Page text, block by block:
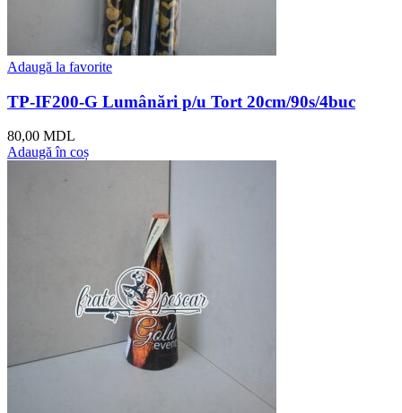
Adaugă la favorite
TP-IF200-G Lumânări p/u Tort 20cm/90s/4buc
80,00 MDL
Adaugă în coș